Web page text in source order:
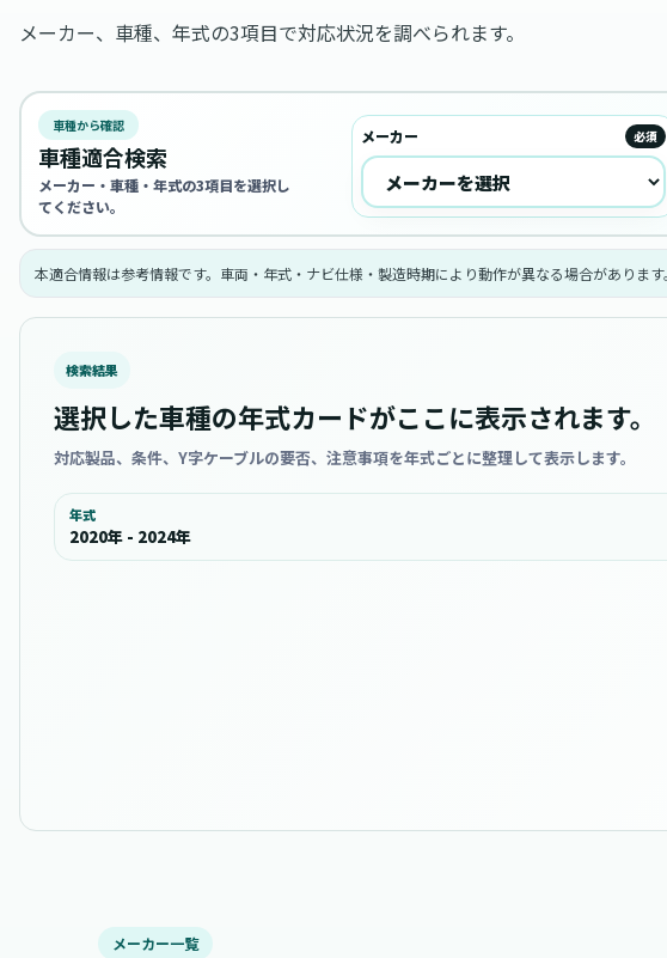
メーカー、車種、年式の3項目で対応状況を調べられます。
車種から確認
車種適合検索
メーカー・車種・年式の3項目を選択し
てください。
メーカー 必須
本適合情報は参考情報です。車両・年式・ナビ仕様・製造時期により動作が異なる場合がありま
検索結果
選択した車種の年式カードがここに表示されます。
対応製品、条件、Y字ケーブルの要否、注意事項を年式ごとに整理して表示します。
年式
2020年 - 2024年
メーカー一覧